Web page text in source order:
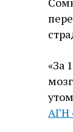
«За
АГН